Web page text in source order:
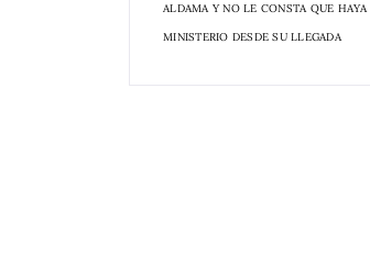
ALDAMA Y NO LE CONSTA QUE
MINISTERIO DESDE SU LLEGADA